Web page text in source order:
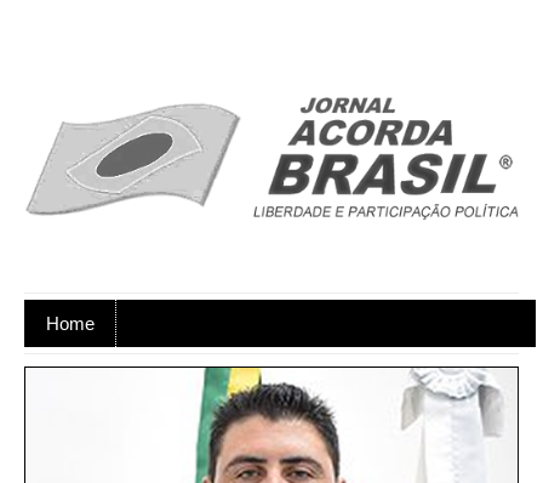
Home
Ano XX - Postagens nos dias úteis,
de segunda a sexta-feira